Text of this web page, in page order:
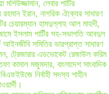
লেবার পাটির
রহমান ইরান, নাগরিক ঐক্যের সাধারণ
চেয়ারম্যান হামদুল্লাহ আল মাহদী,
ইসলাম পাটিঁর সহ-সভাপতি আবদুল
সমিতির ভারপ্রাপ্ত সাধারণ
ট্রেজারার এডভোকেট রেজাউল করিম
কামাল মজুমদার, বাংলাদেশ সাংবাদিক
নির্বাহী সদস্য শাহীন